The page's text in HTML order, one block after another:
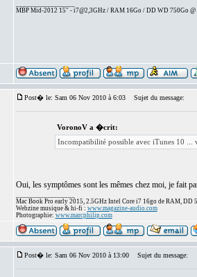
MBP Mid-2012 15" - i7@2,3GHz / RAM 16Go / DD WD 750Go
Post� le: Sam 06 Nov 2010 à 6:03 Sujet du message:
VoronoV a �crit:
Incompatibilité possible avec iTunes 10 ...
Oui, les symptômes sont les mêmes chez moi, je fait
Mac Book Pro early 2015, 2.5GHz Intel Core i7 16go de RAM, DD
Webzine musique & hi-fi : www.magazine-audio.com
Photographie: www.marcphilip.com
Post� le: Sam 06 Nov 2010 à 13:00 Sujet du message: